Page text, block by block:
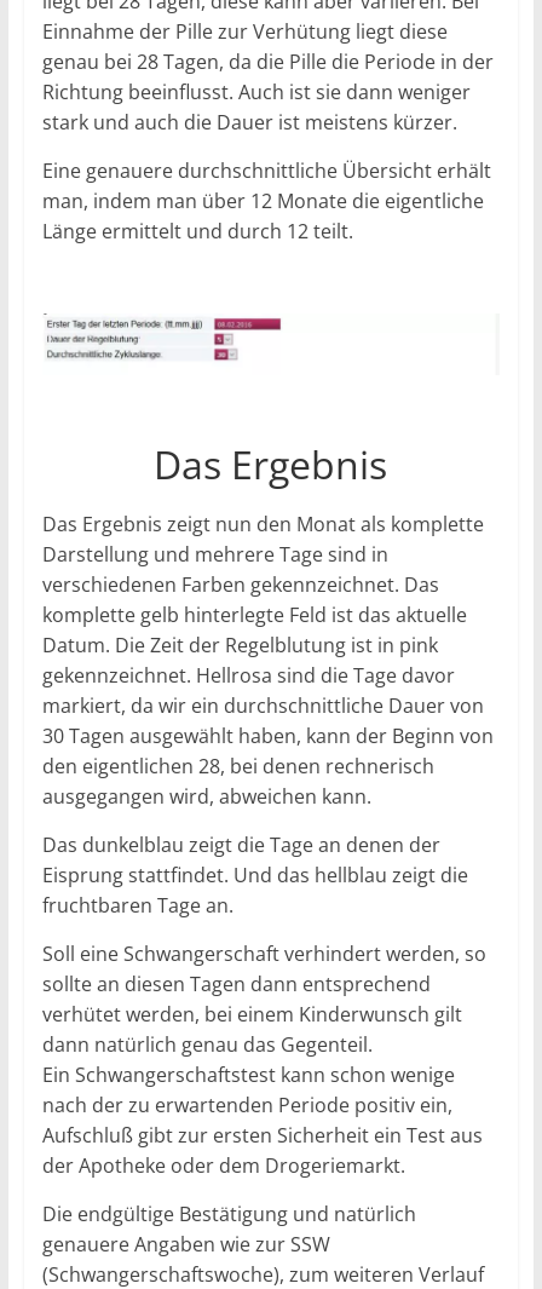
Einnahme der Pille zur Verhütung liegt diese
genau bei 28 Tagen, da die Pille die Periode in der
Richtung beeinflusst. Auch ist sie dann weniger
stark und auch die Dauer ist meistens kürzer.
Eine genauere durchschnittliche Übersicht erhält
man, indem man über 12 Monate die eigentliche
Länge ermittelt und durch 12 teilt.
Das Ergebnis
Das Ergebnis zeigt nun den Monat als komplette
Darstellung und mehrere Tage sind in
verschiedenen Farben gekennzeichnet. Das
komplette gelb hinterlegte Feld ist das aktuelle
Datum. Die Zeit der Regelblutung ist in pink
gekennzeichnet. Hellrosa sind die Tage davor
markiert, da wir ein durchschnittliche Dauer von
30 Tagen ausgewählt haben, kann der Beginn von
den eigentlichen 28, bei denen rechnerisch
ausgegangen wird, abweichen kann.
Das dunkelblau zeigt die Tage an denen der
Eisprung stattfindet. Und das hellblau zeigt die
fruchtbaren Tage an.
Soll eine Schwangerschaft verhindert werden, so
sollte an diesen Tagen dann entsprechend
verhütet werden, bei einem Kinderwunsch gilt
dann natürlich genau das Gegenteil.
Ein Schwangerschaftstest kann schon wenige
nach der zu erwartenden Periode positiv ein,
Aufschluß gibt zur ersten Sicherheit ein Test aus
der Apotheke oder dem Drogeriemarkt.
Die endgültige Bestätigung und natürlich
genauere Angaben wie zur SSW
(Schwangerschaftswoche), zum weiteren Verlauf